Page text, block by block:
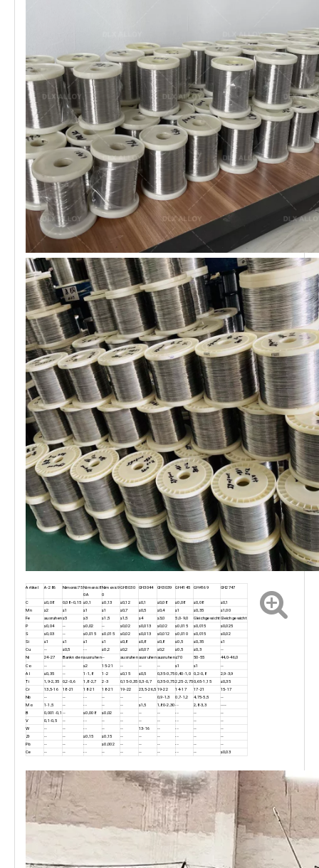
Artikel A-286 Nimonic75 Nimonic8
0A
Nimonic9
0
GH3030 GH3044 GH3039 GH4145 GH4169 GH2747
C ≤0,08 0,08–0,15 ≤0,1 ≤0,13 ≤0,12 ≤0,1 ≤0,08 ≤0,08 ≤0,08
≤0,1
Mn
≤2 ≤1 ≤1 ≤1 ≤0,7 ≤0,5 ≤0,4 ≤1 ≤0,35
≤1,00
Fe
ausruhen≤5 ≤3 ≤1,5 ≤1,5 ≤4 ≤3,0 5,0-9,0 GleichgewichtGleichgewicht
P
≤0,04 -- ≤0,02 -- ≤0,02 ≤0,013 ≤0,02 ≤0,015 ≤0,015
≤0,025
S
≤0,03 -- ≤0,015 ≤0,015 ≤0,02 ≤0,013 ≤0,012 ≤0,010 ≤0,015
≤0,02
Si
≤1 ≤1 ≤1 ≤1 ≤0,8 ≤0,8 ≤0,8 ≤0,5 ≤0,35
≤1
Cu
-- ≤0,5 -- ≤0,2 ≤0,2 ≤0,07 ≤0,2 ≤0,5 ≤0,3 --
Ni 24-27 Banknotenausruhen-- ausruhenausruhenausruhen≥70 50-55
44,0-46,0
Co
-- -- ≤2 15-21 -- -- -- ≤1 ≤1
--
Al
≤0,35 -- 1-1,8 1-2 ≤0,15 ≤0,5 0,35-0,75 0,40-1,0 0,2-0,8
2,9-3,9
Ti
1,9-2,35 0,2-0,6 1,8-2,7 2-3 0,15-0,35 0,3-0,7 0,35-0,75 2,25-2,750,65-1,15
≤0,35
Cr
13,5-16 18-21 18-21 18-21 19-22 23,5-26,5 19-22 14-17 17-21
15-17
Nb
-- -- -- -- -- -- 0,9-1,3 0,7-1,2 4,75-5,5
--
Mo
1-1,5 -- -- -- -- ≤1,5 1,80-2,30 -- 2,8-3,3
----
B
0,001-0,1 -- ≤0,008 ≤0,02 -- -- -- -- --
--
V
0,1-0,5 -- -- -- -- -- -- -- --
--
W
-- -- -- -- -- 13-16 -- -- -- --
Zr -- -- ≤0,15 ≤0,15 -- -- -- -- --
--
Pb
-- -- -- ≤0,002 -- -- -- -- --
--
Ce
-- -- -- -- -- -- -- -- -- ≤0,03